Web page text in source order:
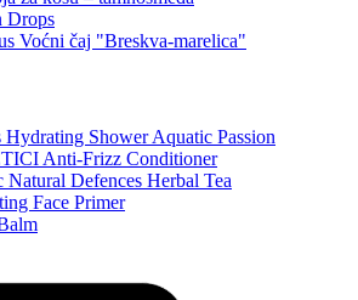
Drops
Voćni čaj "Breskva-marelica"
Shower Aquatic Passion
Anti-Frizz Conditioner
Natural Defences Herbal Tea
Face Primer